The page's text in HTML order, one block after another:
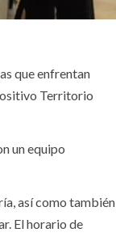
que enfrentan
Territorio
un equipo
así como también
El horario de